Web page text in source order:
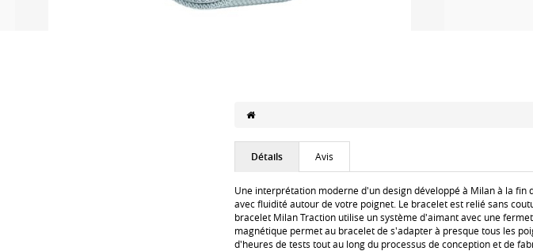
Détails Avis
Une interprétation moderne d'un design développé à Milan à la
avec fluidité autour de votre poignet. Le bracelet est relié sans
bracelet Milan Traction utilise un système d'aimant avec une
magnétique permet au bracelet de s'adapter à presque tous les
d'heures de tests tout au long du processus de conception et de